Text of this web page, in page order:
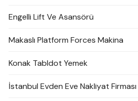
Engelli Lift Ve Asansörü
Makaslı Platform Forces Makina
Konak Tabldot Yemek
İstanbul Evden Eve Nakliyat Firması